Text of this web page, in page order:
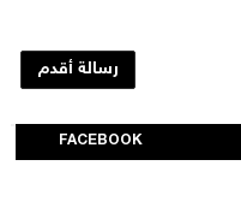
رسالة أقدم
FACEBOOK